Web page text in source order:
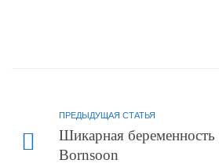
ПРЕДЫДУЩАЯ СТАТЬЯ
Шикарная беременность
Bornsoon